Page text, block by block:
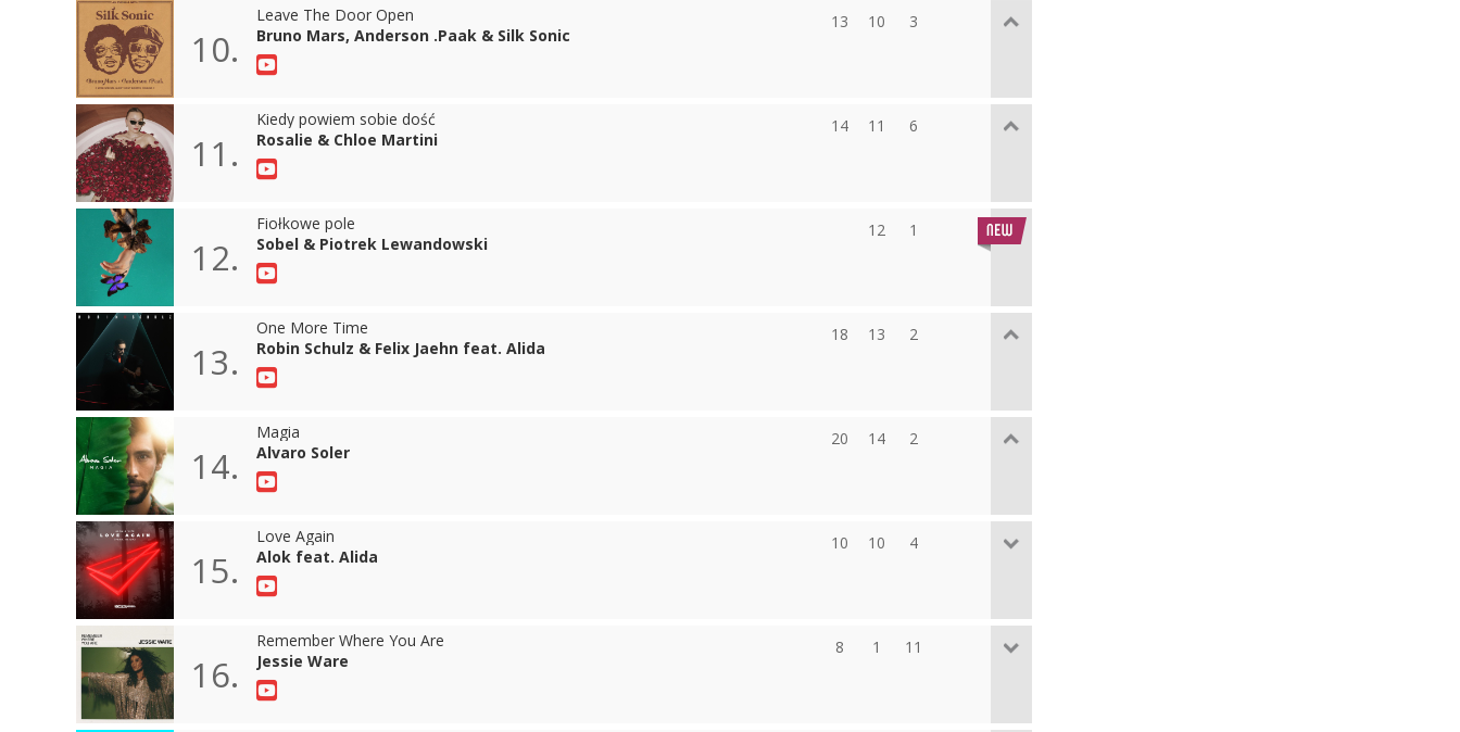
13 10 3
10.
Leave The Door Open
Bruno Mars, Anderson .Paak & Silk Sonic
14 11 6
11.
Kiedy powiem sobie dość
Rosalie & Chloe Martini
12 1
12.
Fiołkowe pole
Sobel & Piotrek Lewandowski
18 13 2
13.
One More Time
Robin Schulz & Felix Jaehn feat. Alida
20 14 2
14.
Magia
Alvaro Soler
10 10 4
15.
Love Again
Alok feat. Alida
8 1 11
16.
Remember Where You Are
Jessie Ware